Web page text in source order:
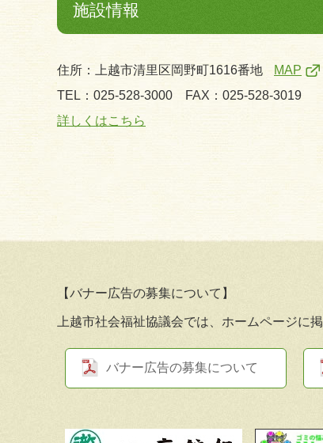
施設情報
住所：上越市清里区岡野町1616番地
MAP
TEL：025-528-3000
FAX：025-528-3019
詳しくはこちら
【バナー広告の募集について】
上越市社会福祉協議会では、ホームページに
バナー広告の募集について